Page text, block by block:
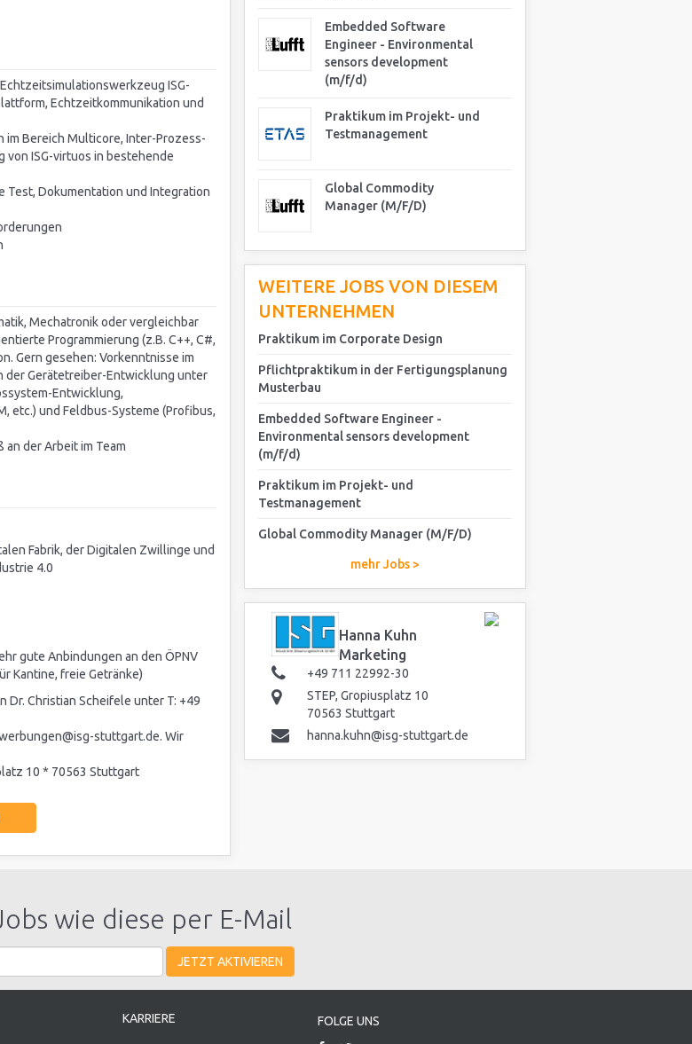
ISG-
Echtzeitkommunikation und
im Bereich Multicore, Inter-Prozess-
von ISG-virtuos in bestehende
Dokumentation und Integration
Mechatronik oder vergleichbar
Programmierung (z.B. C++, C#,
Gern gesehen: Vorkenntnisse im
der Gerätetreiber-Entwicklung unter
Entwicklung,
etc.) und Feldbus-Systeme (Profibus,
der Arbeit im Team
Fabrik, der Digitalen Zwillinge und
4.0
gute Anbindungen an den ÖPNV
Kantine, freie Getränke)
Christian Scheifele unter T: +49
stuttgart.de. Wir
10 * 70563 Stuttgart
Embedded Software
Engineer - Environmental
sensors development
(m/f/d)
Praktikum im Projekt- und
Testmanagement
Global Commodity
Manager (M/F/D)
WEITERE JOBS VON DIESEM
UNTERNEHMEN
Praktikum im Corporate Design
Pflichtpraktikum in der Fertigungsplanung
Musterbau
Embedded Software Engineer -
Environmental sensors development
(m/f/d)
Praktikum im Projekt- und
Testmanagement
Global Commodity Manager (M/F/D)
mehr Jobs >
Hanna Kuhn
Marketing
+49 711 22992-30
STEP, Gropiusplatz 10
70563 Stuttgart
hanna.kuhn@isg-stuttgart.de
wie diese per E-Mail
JETZT AKTIVIEREN
KARRIERE FOLGE UNS